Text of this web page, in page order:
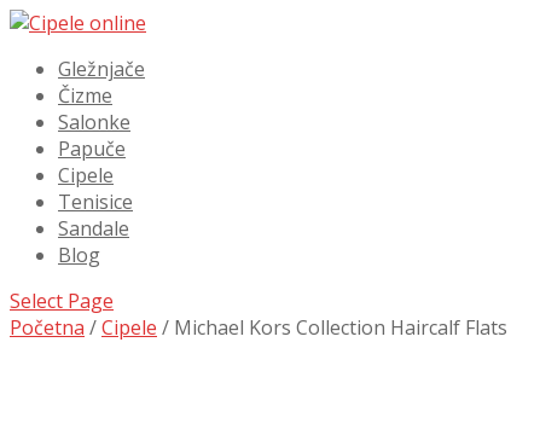
Gležnjače
Čizme
Salonke
Papuče
Cipele
Tenisice
Sandale
Blog
Select Page
Početna /Cipele / Michael Kors Collection Haircalf Flats